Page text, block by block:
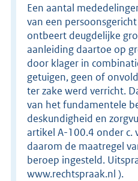
Een aantal
van een
ontbeert deugdelijke
aanleiding daartoe op
door klager in
getuigen, geen of
ter zake werd verricht.
van het fundamentele
deskundigheid en
artikel A-100.4 onder c.
daarom de maatregel
beroep ingesteld.
www.rechtspraak.nl ).